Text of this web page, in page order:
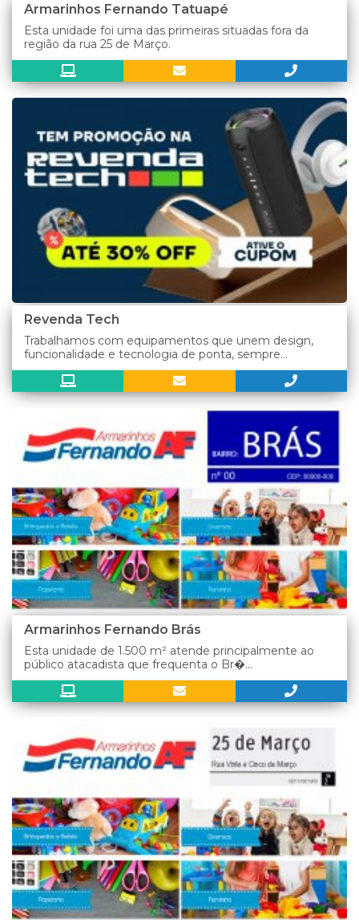
Armarinhos Fernando Tatuapé
Esta unidade foi uma das primeiras situadas fora da
região da rua 25 de Março.
Revenda Tech
Trabalhamos com equipamentos que unem design,
funcionalidade e tecnologia de ponta, sempre...
Armarinhos Fernando Brás
Esta unidade de 1.500 m² atende principalmente ao
público atacadista que frequenta o Br�...